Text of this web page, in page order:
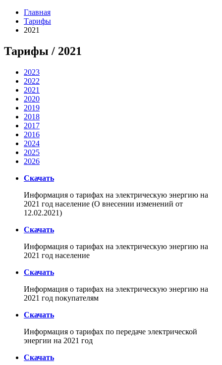
Главная
Тарифы
2021
Тарифы / 2021
2023
2022
2021
2020
2019
2018
2017
2016
2024
2025
2026
Скачать
Информация о тарифах на электрическую энергию на
2021 год население (О внесении изменений от
12.02.2021)
Скачать
Информация о тарифах на электрическую энергию на
2021 год население
Скачать
Информация о тарифах на электрическую энергию на
2021 год покупателям
Скачать
Информация о тарифах по передаче электрической
энергии на 2021 год
Скачать